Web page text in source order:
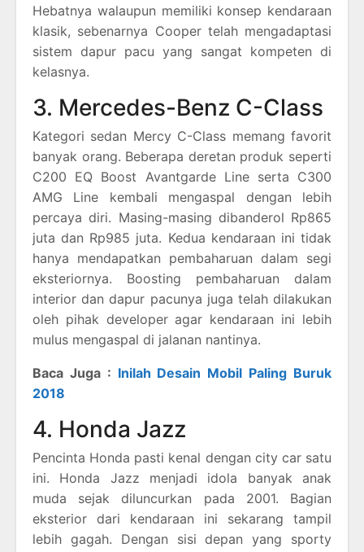
Hebatnya walaupun memiliki konsep kendaraan
klasik, sebenarnya Cooper telah mengadaptasi
sistem dapur pacu yang sangat kompeten di
kelasnya.
3. Mercedes-Benz C-Class
Kategori sedan Mercy C-Class memang favorit
banyak orang. Beberapa deretan produk seperti
C200 EQ Boost Avantgarde Line serta C300
AMG Line kembali mengaspal dengan lebih
percaya diri. Masing-masing dibanderol Rp865
juta dan Rp985 juta. Kedua kendaraan ini tidak
hanya mendapatkan pembaharuan dalam segi
eksteriornya. Boosting pembaharuan dalam
interior dan dapur pacunya juga telah dilakukan
oleh pihak developer agar kendaraan ini lebih
mulus mengaspal di jalanan nantinya.
Baca Juga : Inilah Desain Mobil Paling Buruk
2018
4. Honda Jazz
Pencinta Honda pasti kenal dengan city car satu
ini. Honda Jazz menjadi idola banyak anak
muda sejak diluncurkan pada 2001. Bagian
eksterior dari kendaraan ini sekarang tampil
lebih gagah. Dengan sisi depan yang sporty